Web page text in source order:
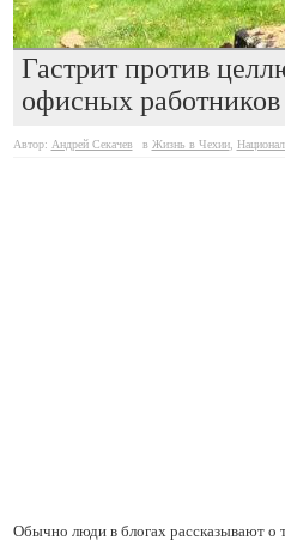
Гастрит против
офисных работников
Автор: Андрей Секачев в Жизнь в Чехии,
Обычно люди в блогах рассказывают о